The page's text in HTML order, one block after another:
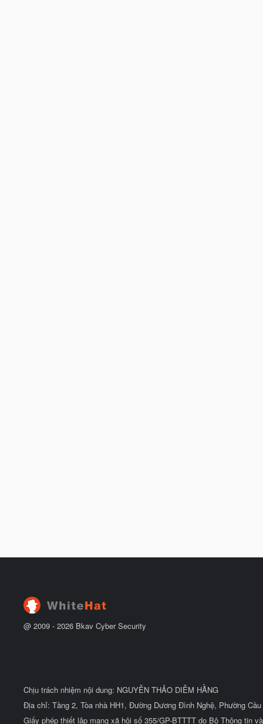
@ 2009 - 2026 Bkav Cyber Security
Chịu trách nhiệm nội dung: NGUYỄN THẢO DIỄM HẰNG
Địa chỉ: Tầng 2, Tòa nhà HH1, Đường Dương Đình Nghệ, Phường
Giấy phép thiết lập mạng xã hội số 355/GP-BTTTT do Bộ Thông tin